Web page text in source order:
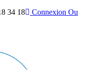
34 18 Connexion Ou